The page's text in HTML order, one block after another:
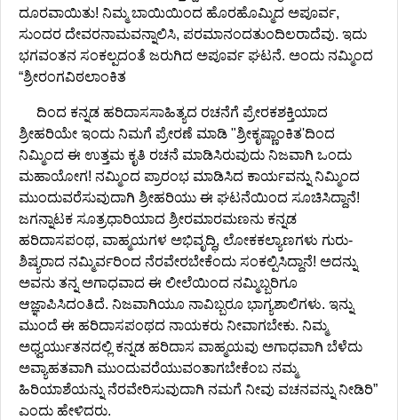
ದೂರವಾಯಿತು! ನಿಮ್ಮ ಬಾಯಿಯಿಂದ ಹೊರಹೊಮ್ಮಿದ ಅಪೂರ್ವ,
ಸುಂದರ ದೇವರನಾಮವನ್ನಾಲಿಸಿ, ಪರಮಾನಂದತುಂದಿಲರಾದೆವು. ಇದು
ಭಗವಂತನ ಸಂಕಲ್ಪದಂತೆ ಜರುಗಿದ ಅಪೂರ್ವ ಘಟನೆ. ಅಂದು ನಮ್ಮಿಂದ
“ಶ್ರೀರಂಗವಿಠಲಾಂಕಿತ
ದಿಂದ ಕನ್ನಡ ಹರಿದಾಸಸಾಹಿತ್ಯದ ರಚನೆಗೆ ಪ್ರೇರಕಶಕ್ತಿಯಾದ
ಶ್ರೀಹರಿಯೇ ಇಂದು ನಿಮಗೆ ಪ್ರೇರಣೆ ಮಾಡಿ "ಶ್ರೀಕೃಷ್ಣಾಂಕಿತ'ದಿಂದ
ನಿಮ್ಮಿಂದ ಈ ಉತ್ತಮ ಕೃತಿ ರಚನೆ ಮಾಡಿಸಿರುವುದು ನಿಜವಾಗಿ ಒಂದು
ಮಹಾಯೋಗ! ನಮ್ಮಿಂದ ಪ್ರಾರಂಭ ಮಾಡಿಸಿದ ಕಾರ್ಯವನ್ನು ನಿಮ್ಮಿಂದ
ಮುಂದುವರೆಸುವುದಾಗಿ ಶ್ರೀಹರಿಯು ಈ ಘಟನೆಯಿಂದ ಸೂಚಿಸಿದ್ದಾನೆ!
ಜಗನ್ನಾಟಕ ಸೂತ್ರಧಾರಿಯಾದ ಶ್ರೀರಮಾರಮಣನು ಕನ್ನಡ
ಹರಿದಾಸಪಂಥ, ವಾಹ್ಮಯಗಳ ಅಭಿವೃದ್ಧಿ, ಲೋಕಕಲ್ಯಾಣಗಳು ಗುರು-
ಶಿಷ್ಯರಾದ ನಮ್ಮಿರ್ವರಿಂದ ನೆರವೇರಬೇಕೆಂದು ಸಂಕಲ್ಪಿಸಿದ್ದಾನೆ! ಅದನ್ನು
ಅವನು ತನ್ನ ಅಗಾಧವಾದ ಈ ಲೀಲೆಯಿಂದ ನಮ್ಮಿಬ್ಬರಿಗೂ
ಆಜ್ಞಾಪಿಸಿದಂತಿದೆ. ನಿಜವಾಗಿಯೂ ನಾವಿಬ್ಬರೂ ಭಾಗ್ಯಶಾಲಿಗಳು. ಇನ್ನು
ಮುಂದೆ ಈ ಹರಿದಾಸಪಂಥದ ನಾಯಕರು ನೀವಾಗಬೇಕು. ನಿಮ್ಮ
ಅಧ್ವರ್ಯುತನದಲ್ಲಿ ಕನ್ನಡ ಹರಿದಾಸ ವಾಹ್ಮಯವು ಅಗಾಧವಾಗಿ ಬೆಳೆದು
ಅವ್ಯಾಹತವಾಗಿ ಮುಂದುವರೆಯುವಂತಾಗಬೇಕೆಂಬ ನಮ್ಮ
ಹಿರಿಯಾಶೆಯನ್ನು ನೆರವೇರಿಸುವುದಾಗಿ ನಮಗೆ ನೀವು ವಚನವನ್ನು ನೀಡಿರಿ”
ಎಂದು ಹೇಳಿದರು.